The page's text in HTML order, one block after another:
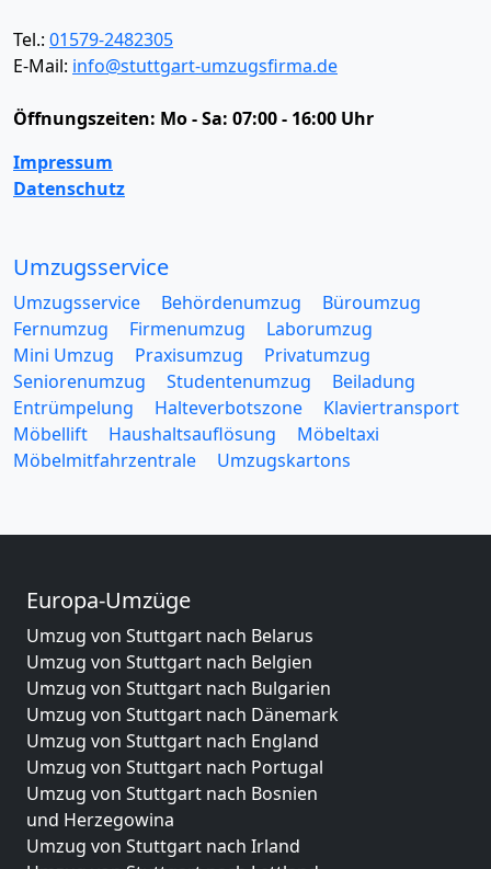
Tel.: 01579-2482305
E-Mail: info@stuttgart-umzugsfirma.de
Öffnungszeiten: Mo - Sa: 07:00 - 16:00 Uhr
Impressum
Datenschutz
Umzugsservice
Umzugsservice Behördenumzug
Büroumzug
Fernumzug
Firmenumzug
Laborumzug
Mini Umzug
Praxisumzug
Privatumzug
Seniorenumzug
Studentenumzug
Beiladung
Entrümpelung
Halteverbotszone
Klaviertransport
Möbellift
Haushaltsauflösung
Möbeltaxi
Möbelmitfahrzentrale
Umzugskartons
Europa-Umzüge
Umzug von Stuttgart nach Belarus
Umzug von Stuttgart nach Belgien
Umzug von Stuttgart nach Bulgarien
Umzug von Stuttgart nach Dänemark
Umzug von Stuttgart nach England
Umzug von Stuttgart nach Portugal
Umzug von Stuttgart nach Bosnien
und Herzegowina
Umzug von Stuttgart nach Irland